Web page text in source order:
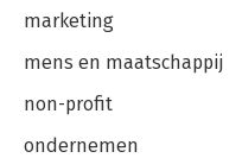
marketing
mens en maatschappij
non-profit
ondernemen